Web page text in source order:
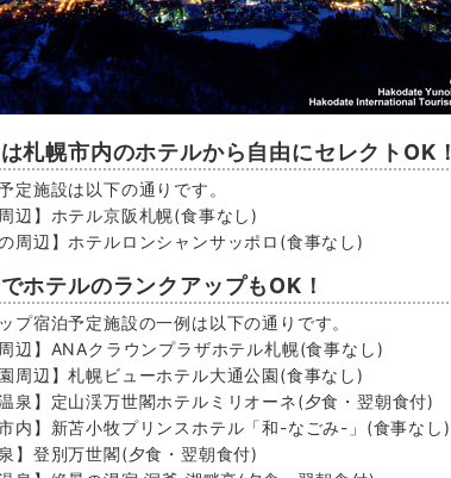
札幌市内のホテルから自由にセレクトOK！
定施設は以下の通りです。
周辺】ホテル京阪札幌(食事なし)
の周辺】ホテルロンシャンサッポロ (食事なし)
ホテルのランクアップもOK！
プ宿泊予定施設の一例は以下の通りです。
周辺】ANAクラウンプラザホテル札幌(食事なし)
園周辺】札幌ビューホテル大通公園(食事なし)
温泉】定山渓万世閣ホテルミリオーネ(夕食・翌朝食付)
市内】新苫小牧プリンスホテル「和-なごみ-」 (食事なし)
】登別万世閣(夕食・翌朝食付)